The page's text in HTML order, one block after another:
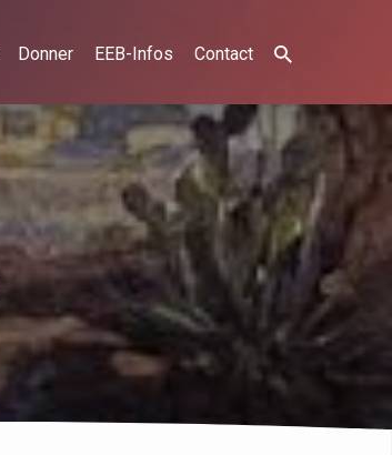
Donner EEB-Infos Contact